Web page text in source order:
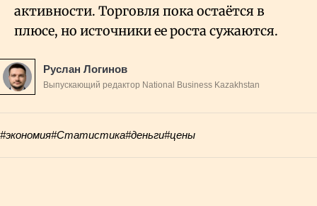
активности. Торговля пока остаётся в
плюсе, но источники ее роста сужаются.
Руслан Логинов
Выпускающий редактор National Business Kazakhstan
#экономия#Статистика#деньги#цены